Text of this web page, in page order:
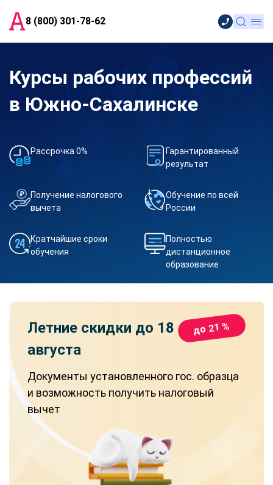
8 (800) 301-78-62
Курсы рабочих профессий
в Южно-Сахалинске
Рассрочка 0%
Гарантированный
результат
Получение налогового
вычета
Обучение по всей
России
Кратчайшие сроки
обучения
Полностью
дистанционное
образование
Летние скидки до 18
августа
до 21 %
Документы установленного гос. образца
и возможность получить налоговый
вычет